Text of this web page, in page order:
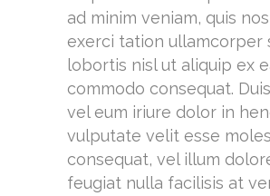
ad minim veniam, quis
exerci tation ullamcorper
lobortis nisl ut aliquip ex
commodo consequat.
vel eum iriure dolor in
vulputate velit esse
consequat, vel illum
feugiat nulla facilisis at